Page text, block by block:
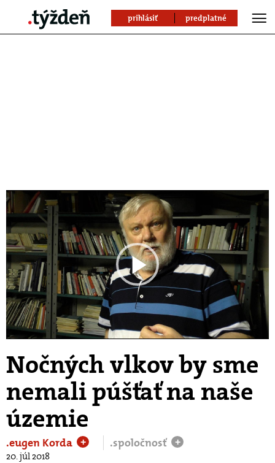
prihlásiť predplatné
Play
Video
Nočných vlkov by sme
nemali púšťať na naše
územie
.eugen Korda + .spoločnosť +
20. júl 2018